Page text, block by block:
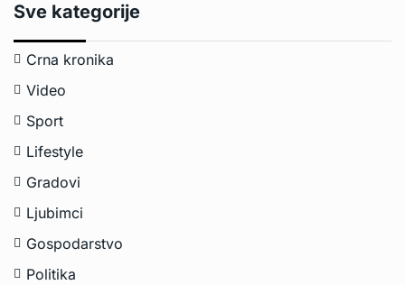
Sve kategorije
Crna kronika
Video
Sport
Lifestyle
Gradovi
Ljubimci
Gospodarstvo
Politika